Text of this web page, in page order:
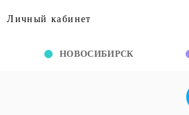
Личный кабинет
НОВОСИБИРСК